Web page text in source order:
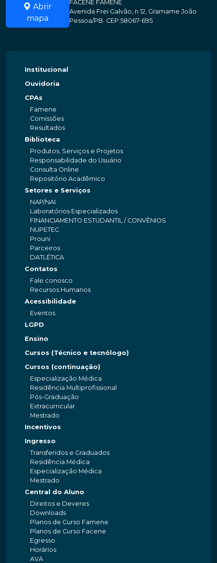
Abrir
mapa
FACENE FAMENE
Avenida Frei Galvão, n 12, Gramame João
Pessoa/PB. CEP:58067-695
Institucional
Ouvidoria
CPAs
Famene
Comissões
Resultados
Biblioteca
Produtos, Serviços e Projetos
Responsabilidade do Usuário
Consulta Online
Repositório Acadêmico
Setores e Serviços
NAP/NAI
Laboratórios Especializados
FINANCIAMENTO ESTUDANTIL / CONVÊNIOS
NUPETEC
Prouni
Parceiros
DATLÉTICA
Contatos
Fale conosco
Recursos Humanos
Acessibilidade
Eventos
LGPD
Ensino
Cursos (Técnico e tecnólogo)
Cursos (continuação)
Especialização Médica
Residência Multiprofissional
Pós-Graduação
Extracurricular
Mestrado
Incentivos
Ingresso
Transferidos e Graduados
Residência Médica
Especialização Médica
Mestrado
Central do Aluno
Direitos e Deveres
Downloads
Planos de Curso Famene
Planos de Curso Facene
Egresso
Horários
AVA